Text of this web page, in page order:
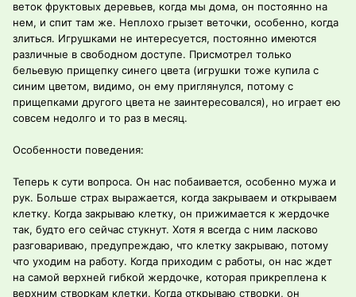
веток фруктовых деревьев, когда мы дома, он постоянно на
нем, и спит там же. Неплохо грызет веточки, особенно, когда
злиться. Игрушками не интересуется, постоянно имеются
различные в свободном доступе. Присмотрел только
бельевую прищепку синего цвета (игрушки тоже купила с
синим цветом, видимо, он ему приглянулся, потому с
прищепками другого цвета не заинтересовался), но играет ею
совсем недолго и то раз в месяц.
Особенности поведения:
Теперь к сути вопроса. Он нас побаивается, особенно мужа и
рук. Больше страх выражается, когда закрываем и открываем
клетку. Когда закрываю клетку, он прижимается к жердочке
так, будто его сейчас стукнут. Хотя я всегда с ним ласково
разговариваю, предупреждаю, что клетку закрываю, потому
что уходим на работу. Когда приходим с работы, он нас ждет
на самой верхней гибкой жердочке, которая прикреплена к
верхним створкам клетки. Когда открываю створки, он